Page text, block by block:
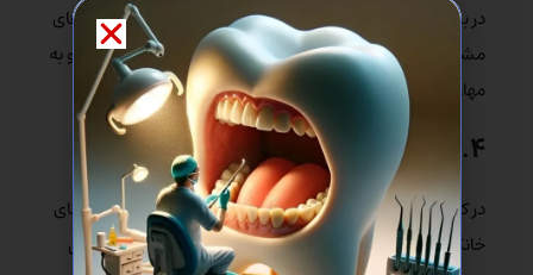
در برخی موارد خاص، پزشک ممکن است کلوتریمازول یا داروهای
مشابه را تجویز کند. این داروها خاصیت ضدقارچی قوی دارند و به
مهار رشد قارچ کاندیدا کمک می‌کنند.
۴. درمان‌های خانگی و سنتی
در کنار داروهای شیمیایی، برخی والدین تمایل دارند از روش‌های
خانگی استفاده کنند. شست‌وشوی دهان نوزاد با محلول رقیق